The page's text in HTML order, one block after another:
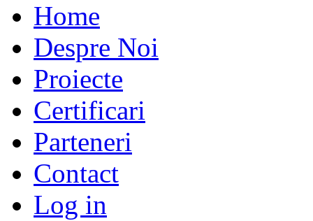
Home
Despre Noi
Proiecte
Certificari
Parteneri
Contact
Log in